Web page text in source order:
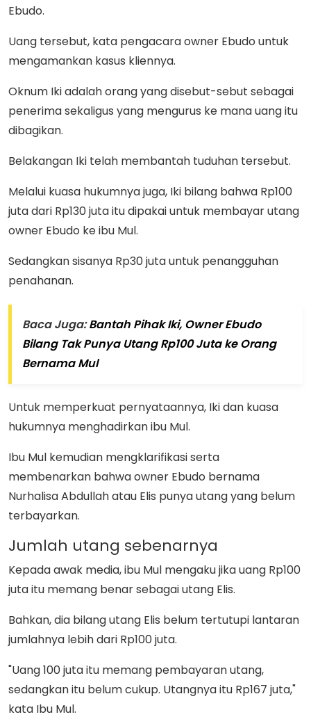
Ebudo.
Uang tersebut, kata pengacara owner Ebudo untuk
mengamankan kasus kliennya.
Oknum Iki adalah orang yang disebut-sebut sebagai
penerima sekaligus yang mengurus ke mana uang itu
dibagikan.
Belakangan Iki telah membantah tuduhan tersebut.
Melalui kuasa hukumnya juga, Iki bilang bahwa Rp100
juta dari Rp130 juta itu dipakai untuk membayar utang
owner Ebudo ke ibu Mul.
Sedangkan sisanya Rp30 juta untuk penangguhan
penahanan.
Baca Juga:Bantah Pihak Iki, Owner Ebudo
Bilang Tak Punya Utang Rp100 Juta ke Orang
Bernama Mul
Untuk memperkuat pernyataannya, Iki dan kuasa
hukumnya menghadirkan ibu Mul.
Ibu Mul kemudian mengklarifikasi serta
membenarkan bahwa owner Ebudo bernama
Nurhalisa Abdullah atau Elis punya utang yang belum
terbayarkan.
Jumlah utang sebenarnya
Kepada awak media, ibu Mul mengaku jika uang Rp100
juta itu memang benar sebagai utang Elis.
Bahkan, dia bilang utang Elis belum tertutupi lantaran
jumlahnya lebih dari Rp100 juta.
"Uang 100 juta itu memang pembayaran utang,
sedangkan itu belum cukup. Utangnya itu Rp167 juta,"
kata Ibu Mul.